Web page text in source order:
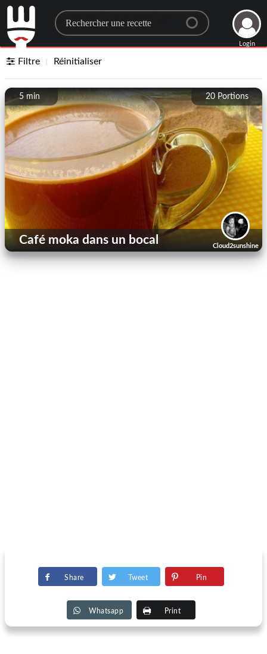
Search for a recipe
Login
Filtre Réinitialiser
20 Portions
5 min
Cloud2sunshine
Café moka dans un bocal
Share Tweet Pin
Whatsapp Print